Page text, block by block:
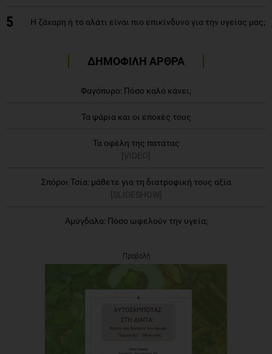
5 Η ζάχαρη ή το αλάτι είναι πιο επικίνδυνο για την υγείας μας;
ΔΗΜΟΦΙΛΗ ΑΡΘΡΑ
Φαγόπυρο: Πόσο καλό κάνει;
Τα ψάρια και οι εποχές τους
Τα οφέλη της πατάτας
[VIDEO]
Σπόροι Τσία: μάθετε για τη διατροφική τους αξία
[SLIDESHOW]
Αμύγδαλα: Πόσο ωφελούν την υγεία;
Προβολή